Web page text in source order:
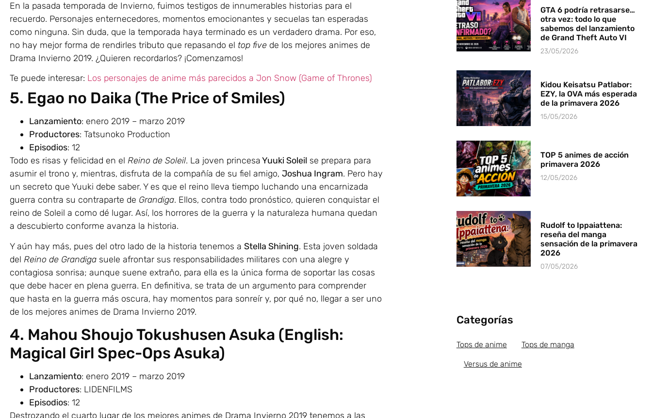
En la pasada temporada de Invierno, fuimos testigos de innumerables historias para el
recuerdo. Personajes enternecedores, momentos emocionantes y secuelas tan esperadas
como ninguna. Sin duda, que la temporada haya terminado es un verdadero drama. Por eso,
no hay mejor forma de rendirles tributo que repasando el top five de los mejores animes de
Drama Invierno 2019. ¿Quieren recordarlos? ¡Comenzamos!
Te puede interesar: Los personajes de anime más parecidos a Jon Snow (Game of Thrones)
5. Egao no Daika (The Price of Smiles)
Lanzamiento: enero 2019 – marzo 2019
Productores: Tatsunoko Production
Episodios: 12
Todo es risas y felicidad en el Reino de Soleil. La joven princesaYuuki Soleil se prepara para
asumir el trono y, mientras, disfruta de la compañía de su fiel amigo, Joshua Ingram. Pero hay
un secreto que Yuuki debe saber. Y es que el reino lleva tiempo luchando una encarnizada
guerra contra su contraparte de Grandiga. Ellos, contra todo pronóstico, quieren conquistar el
reino de Soleil a como dé lugar. Así, los horrores de la guerra y la naturaleza humana quedan
a descubierto conforme avanza la historia.
Y aún hay más, pues del otro lado de la historia tenemos a Stella Shining. Esta joven soldada
del Reino de Grandiga suele afrontar sus responsabilidades militares con una alegre y
contagiosa sonrisa; aunque suene extraño, para ella es la única forma de soportar las cosas
que debe hacer en plena guerra. En definitiva, se trata de un argumento para comprender
que hasta en la guerra más oscura, hay momentos para sonreír y, por qué no, llegar a ser uno
de los mejores animes de Drama Invierno 2019.
4. Mahou Shoujo Tokushusen Asuka (English:
Magical Girl Spec-Ops Asuka)
Lanzamiento: enero 2019 – marzo 2019
Productores: LIDENFILMS
Episodios: 12
Destrozando el cuarto lugar de los mejores animes de Drama Invierno 2019 tenemos a las
GTA 6 podría retrasarse…
otra vez: todo lo que
sabemos del lanzamiento
de Grand Theft Auto VI
23/05/2026
Kidou Keisatsu Patlabor:
EZY, la OVA más esperada
de la primavera 2026
15/05/2026
TOP 5 animes de acción
primavera 2026
12/05/2026
Rudolf to Ippaiattena:
reseña del manga
sensación de la primavera
2026
07/05/2026
Categorías
Tops de anime Tops de manga
Versus de anime